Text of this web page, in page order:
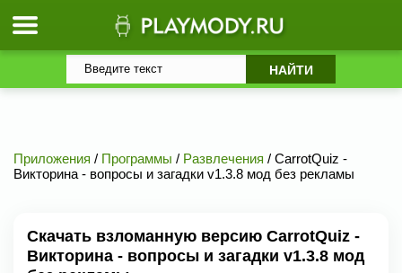
Приложения / Программы / Развлечения / CarrotQuiz -
Викторина - вопросы и загадки v1.3.8 мод без рекламы
Скачать взломанную версию CarrotQuiz -
Викторина - вопросы и загадки v1.3.8 мод